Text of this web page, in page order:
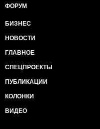
ФОРУМ
БИЗНЕС
НОВОСТИ
ГЛАВНОЕ
СПЕЦПРОЕКТЫ
ПУБЛИКАЦИИ
КОЛОНКИ
ВИДЕО